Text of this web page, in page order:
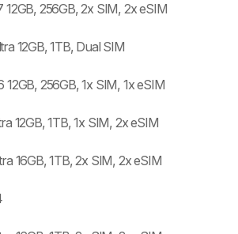
12GB, 256GB, 2x SIM, 2x eSIM
12GB, 1TB, Dual SIM
12GB, 256GB, 1x SIM, 1x eSIM
12GB, 1TB, 1x SIM, 2x eSIM
16GB, 1TB, 2x SIM, 2x eSIM